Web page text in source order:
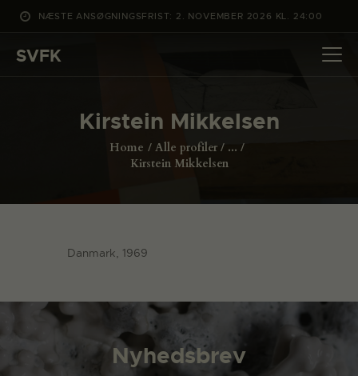
NÆSTE ANSØGNINGSFRIST: 2. NOVEMBER 2026 KL. 24:00
SVFK
Kirstein Mikkelsen
Home Alle profiler
...
Kirstein Mikkelsen
DET SKER
CHANNEL
Danmark, 1969
Nyhedsbrev